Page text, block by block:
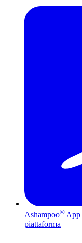
Ashampoo® App
piattaforma